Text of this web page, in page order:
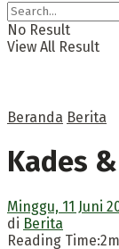
No Result
View All Result
Beranda Berita
Kades
Minggu, 11 Juni
di Berita
Reading